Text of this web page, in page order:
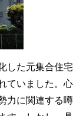
した元集合住宅
ていました。心
力に関連する噂